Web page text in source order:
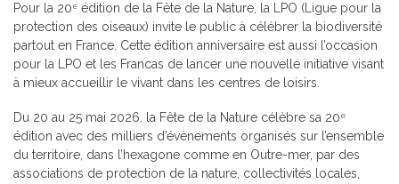
Pour la 20 e édition de la Fête de la Nature, la LPO (Ligue pour la
protection des oiseaux) invite le public à célébrer la biodiversité
partout en France. Cette édition anniversaire est aussi l’occasion
pour la LPO et les Francas de lancer une nouvelle initiative visant
à mieux accueillir le vivant dans les centres de loisirs.
Du 20 au 25 mai 2026, la Fête de la Nature célèbre sa 20 e
édition avec des milliers d’évènements organisés sur l’ensemble
du territoire, dans l’hexagone comme en Outre-mer, par des
associations de protection de la nature, collectivités locales,